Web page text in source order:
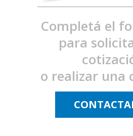
Completá el
para
o realizar una